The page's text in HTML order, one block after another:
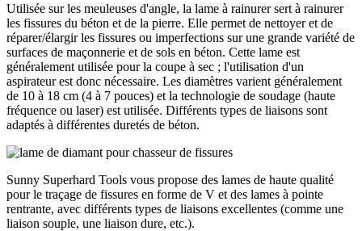
Utilisée sur les meuleuses d'angle, la lame à rainurer sert à rainurer
les fissures du béton et de la pierre. Elle permet de nettoyer et de
réparer/élargir les fissures ou imperfections sur une grande variété de
surfaces de maçonnerie et de sols en béton. Cette lame est
généralement utilisée pour la coupe à sec ; l'utilisation d'un
aspirateur est donc nécessaire. Les diamètres varient généralement
de 10 à 18 cm (4 à 7 pouces) et la technologie de soudage (haute
fréquence ou laser) est utilisée. Différents types de liaisons sont
adaptés à différentes duretés de béton.
Sunny Superhard Tools vous propose des lames de haute qualité
pour le traçage de fissures en forme de V et des lames à pointe
rentrante, avec différents types de liaisons excellentes (comme une
liaison souple, une liaison dure, etc.).